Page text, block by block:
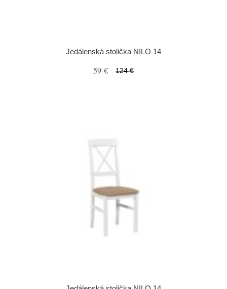
Jedálenská stolička NILO 14
59 € 124 €